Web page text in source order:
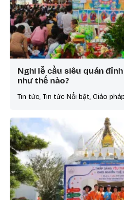
Nghi lễ cầu siêu quán
như thế nào?
Tin tức, Tin tức Nổi bật, Giáo